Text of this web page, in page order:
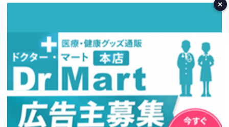
営業日カレンダー
今月(2026年8月)
日 月 火 水 木 金 土
1
3 4 5 6 7
8
×